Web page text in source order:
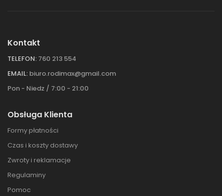
Kontakt
TELEFON: 760 213 554
EMAIL: biuro.rodimax@gmail.com
Pon - Niedz / 7:00 - 21:00
Obsługa Klienta
Formy płatności
Czas i koszty dostawy
Zwroty i reklamacje
Regulaminy
Pomoc